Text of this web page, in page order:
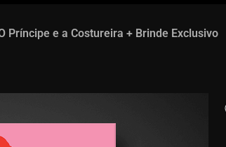
Príncipe e a Costureira + Brinde Exclusivo